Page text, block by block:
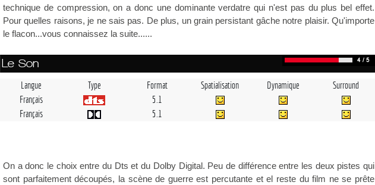
technique de compression, on a donc une dominante verdatre qui n'est pas du plus bel effet.
Pour quelles raisons, je ne sais pas. De plus, un grain persistant gâche notre plaisir. Qu'importe
le flacon...vous connaissez la suite......
Le Son
Langue Type Format Spatialisation Dynamique
Surround
Français
5.1
Français
5.1
On a donc le choix entre du Dts et du Dolby Digital. Peu de différence entre les deux pistes qui
sont parfaitement découpés, la scène de guerre est percutante et el reste du film ne se prête